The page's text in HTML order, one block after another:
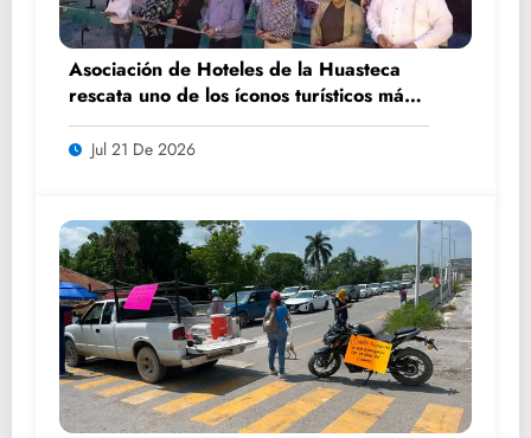
Asociación de Hoteles de la Huasteca
rescata uno de los íconos turísticos más
fotografiados de Ciudad Valles
Jul 21 De 2026